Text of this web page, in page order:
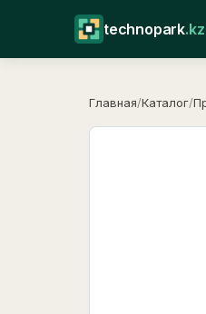
technopark.kz
Главная/Каталог/